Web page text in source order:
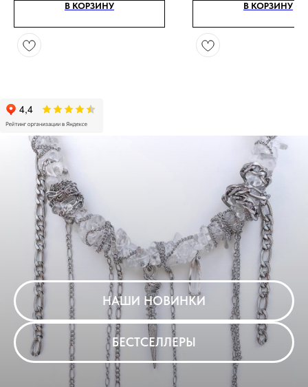
В КОРЗИНУ В КОРЗИНУ
НАШИ НОВИНКИ
БЕСТСЕЛЛЕРЫ